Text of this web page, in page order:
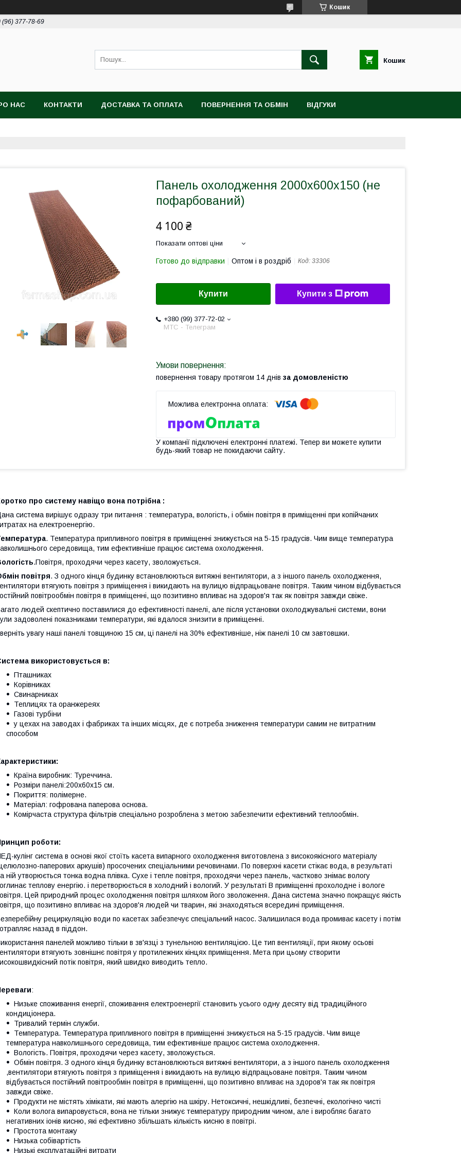
Кошик
(96) 377-78-69
Кошик
НАС КОНТАКТИ ДОСТАВКА ТА ОПЛАТА ПОВЕРНЕННЯ ТА ОБМІН ВІДГУКИ
Панель охолодження 2000х600х150 (не
пофарбований)
4 100 ₴
Показати оптові ціни
Готово до відправки Оптом і в роздріб Код: 33306
Купити Купити з
+380 (99) 377-72-02
МТС - Телеграм
повернення товару протягом 14 днів за домовленістю
У компанії підключені електронні платежі. Тепер ви можете купити
будь-який товар не покидаючи сайту.
про систему навіщо вона потрібна :
система вирішує одразу три питання : температура, вологість, і обмін повітря в приміщенні при копійчаних
на електроенергію.
. Температура припливного повітря в приміщенні знижується на 5-15 градусів. Чим вище температура
середовища, тим ефективніше працює система охолодження.
.Повітря, проходячи через касету, зволожується.
повітря. З одного кінця будинку встановлюються витяжні вентилятори, а з іншого панель охолодження,
втягують повітря з приміщення і викидають на вулицю відпрацьоване повітря. Таким чином відбувається
повітрообмін повітря в приміщенні, що позитивно впливає на здоров'я так як повітря завжди свіже.
людей скептично поставилися до ефективності панелі, але після установки охолоджувальні системи, вони
задоволені показниками температури, які вдалося знизити в приміщенні.
увагу наші панелі товщиною 15 см, ці панелі на 30% ефективніше, ніж панелі 10 см завтовшки.
використовується в:
Пташниках
Корівниках
Свинарниках
Теплицях та оранжереях
Газові турбіни
у цехах на заводах і фабриках та інших місцях, де є потреба зниження температури самим не витратним
способом
Країна виробник: Туреччина.
Розміри панелі:200х60х15 см.
Покриття: полімерне.
Матеріал: гофрована паперова основа.
Комірчаста структура фільтрів спеціально розроблена з метою забезпечити ефективний теплообмін.
роботи:
кулінг система в основі якої стоїть касета випарного охолодження виготовлена з високоякісного матеріалу
паперових аркушів) просочених спеціальними речовинами. По поверхні касети стікає вода, в результаті
ній утворюється тонка водна плівка. Сухе і тепле повітря, проходячи через панель, частково знімає вологу
теплову енергію. і перетворюється в холодний і вологий. У результаті В приміщенні прохолодне і вологе
Цей природний процес охолодження повітря шляхом його зволоження. Дана система значно покращує якість
що позитивно впливає на здоров'я людей чи тварин, які знаходяться всередині приміщення.
рециркуляцію води по касетах забезпечує спеціальний насос. Залишилася вода промиває касету і потім
назад в піддон.
панелей можливо тільки в зв'язці з тунельною вентиляцією. Це тип вентиляції, при якому осьові
втягують зовнішнє повітря у протилежних кінцях приміщення. Мета при цьому створити
потік повітря, який швидко виводить тепло.
:
Низьке споживання енергії, споживання електроенергії становить усього одну десяту від традиційного
кондиціонера.
Тривалий термін служби.
Температура. Температура припливного повітря в приміщенні знижується на 5-15 градусів. Чим вище
температура навколишнього середовища, тим ефективніше працює система охолодження.
Вологість. Повітря, проходячи через касету, зволожується.
Обмін повітря. З одного кінця будинку встановлюються витяжні вентилятори, а з іншого панель охолодження
,вентилятори втягують повітря з приміщення і викидають на вулицю відпрацьоване повітря. Таким чином
відбувається постійний повітрообмін повітря в приміщенні, що позитивно впливає на здоров'я так як повітря
завжди свіже.
Продукти не містять хімікати, які мають алергію на шкіру. Нетоксичні, нешкідливі, безпечні, екологічно чисті
Коли волога випаровується, вона не тільки знижує температуру природним чином, але і виробляє багато
негативних іонів кисню, які ефективно збільшать кількість кисню в повітрі.
Простота монтажу
Низька собівартість
Низькі експлуатаційні витрати